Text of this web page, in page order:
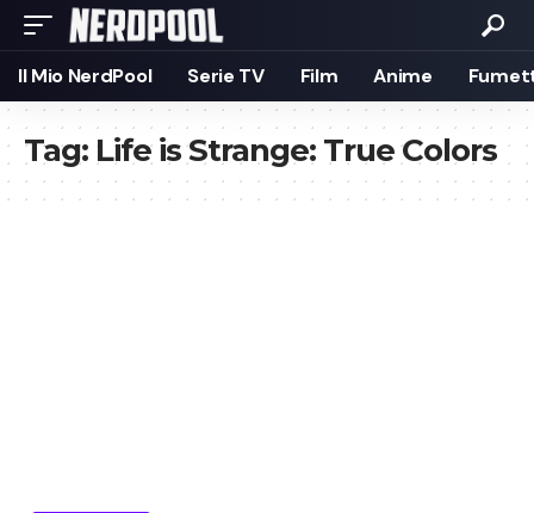
Il Mio NerdPool Serie TV Film Anime
Tag: Life is Strange: True Colors